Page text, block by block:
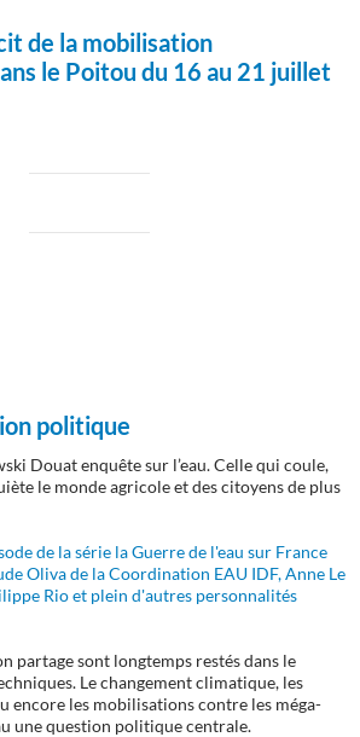
de la mobilisation
le Poitou du 16 au 21 juillet
politique
Douat enquête sur l’eau. Celle qui coule,
le monde agricole et des citoyens de plus
de la série la Guerre de l'eau sur France
Oliva de la Coordination EAU IDF, Anne Le
Rio et plein d'autres personnalités
partage sont longtemps restés dans le
Le changement climatique, les
encore les mobilisations contre les méga-
une question politique centrale.